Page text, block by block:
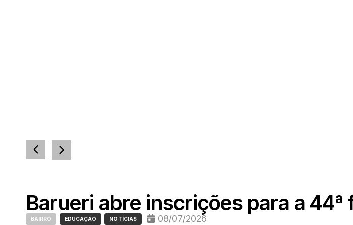
Barueri abre inscrições para a
BAIRRO EDUCAÇÃO NOTÍCIAS 08/07/2026